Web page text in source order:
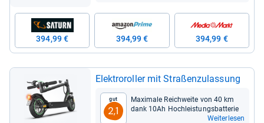
394,99 € 394,99 € 394,99 €
Elek­tro­rol­ler mit Stra­ßen­zu­las­sung
Gut
2,1
Maxi­male Reich­weite von 40 km
dank 10Ah Hoch­leis­tungs­bat­te­rie
Weiterlesen